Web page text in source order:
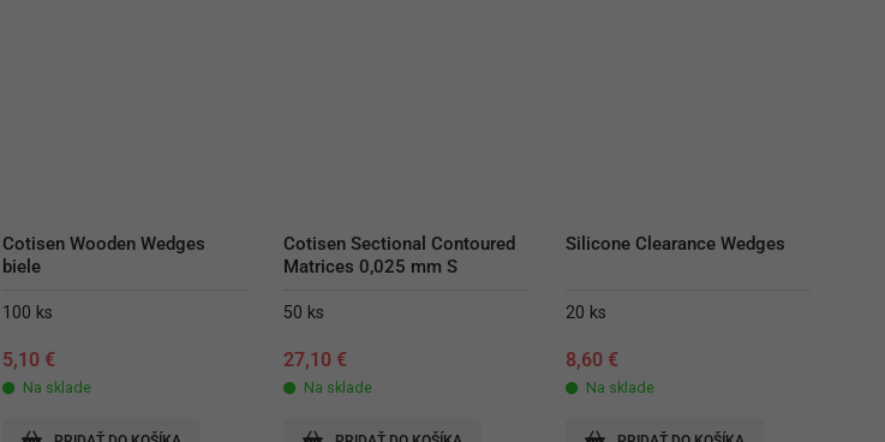
Cotisen Wooden Wedges
biele
100 ks
5,10 €
Na sklade
Cotisen Sectional Contoured
Matrices 0,025 mm S
50 ks
27,10 €
Na sklade
Silicone Clearance Wedges
20 ks
8,60 €
Na sklade